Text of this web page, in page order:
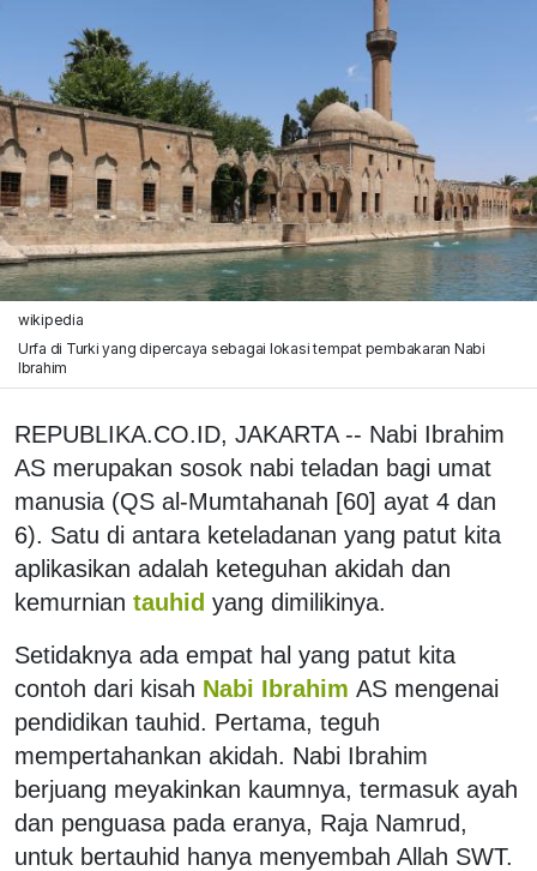
wikipedia
Urfa di Turki yang dipercaya sebagai lokasi tempat pembakaran Nabi
Ibrahim
REPUBLIKA.CO.ID, JAKARTA -- Nabi Ibrahim
AS merupakan sosok nabi teladan bagi umat
manusia (QS al-Mumtahanah [60] ayat 4 dan
6). Satu di antara keteladanan yang patut kita
aplikasikan adalah keteguhan akidah dan
kemurnian tauhid yang dimilikinya.
Setidaknya ada empat hal yang patut kita
contoh dari kisah Nabi Ibrahim AS mengenai
pendidikan tauhid. Pertama, teguh
mempertahankan akidah. Nabi Ibrahim
berjuang meyakinkan kaumnya, termasuk ayah
dan penguasa pada eranya, Raja Namrud,
untuk bertauhid hanya menyembah Allah SWT.